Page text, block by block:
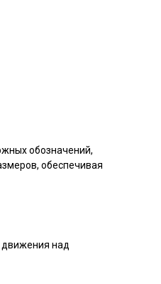
обозначений,
обеспечивая
движения над